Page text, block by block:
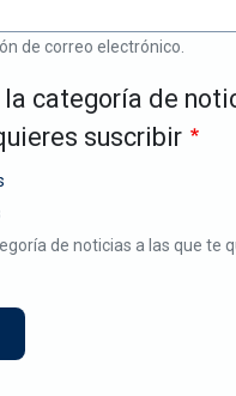
de correo electrónico.
categoría de
suscribir
de noticias a las que te